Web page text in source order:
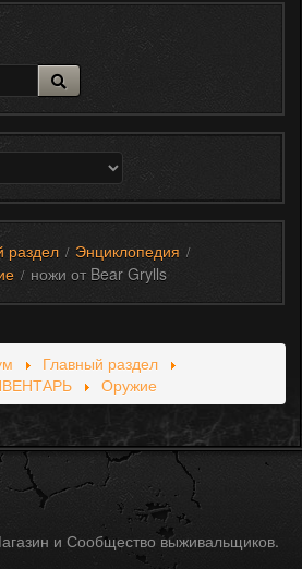
раздел / Энциклопедия /
/ ножи от Bear Grylls
Главный раздел
Оружие
и Сообщество выживальщиков.